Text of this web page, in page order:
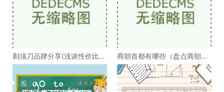
剃须刀品牌分享(浅谈性价比高
的剃须刀品牌）
商朝首都有哪些（盘点商朝的
十几个首都）